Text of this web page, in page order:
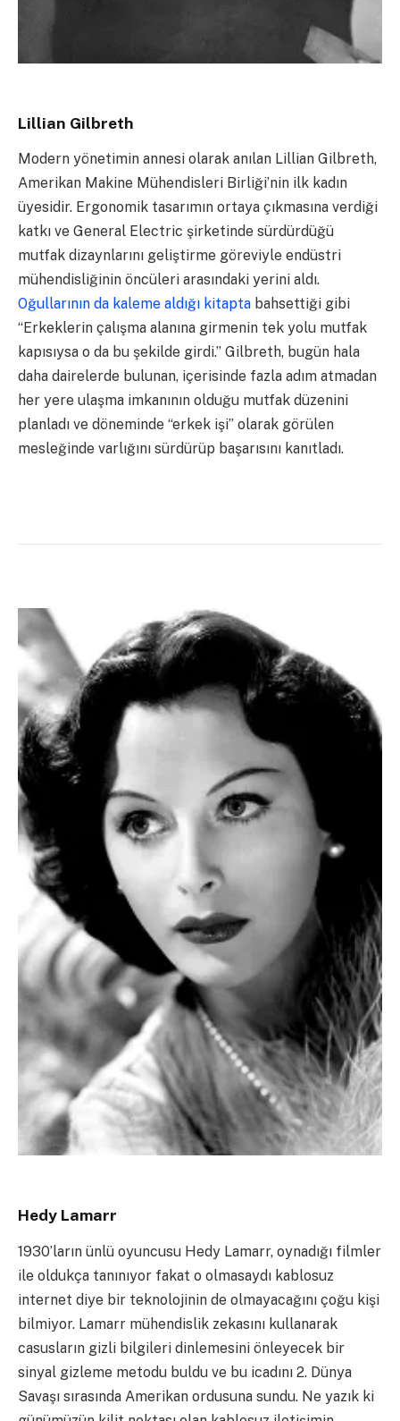
Lillian Gilbreth
Modern yönetimin annesi olarak anılan Lillian Gilbreth,
Amerikan Makine Mühendisleri Birliği’nin ilk kadın
üyesidir. Ergonomik tasarımın ortaya çıkmasına verdiği
katkı ve General Electric şirketinde sürdürdüğü
mutfak dizaynlarını geliştirme göreviyle endüstri
mühendisliğinin öncüleri arasındaki yerini aldı.
Oğullarının da kaleme aldığı kitapta bahsettiği gibi
“Erkeklerin çalışma alanına girmenin tek yolu mutfak
kapısıysa o da bu şekilde girdi.” Gilbreth, bugün hala
daha dairelerde bulunan, içerisinde fazla adım atmadan
her yere ulaşma imkanının olduğu mutfak düzenini
planladı ve döneminde “erkek işi” olarak görülen
mesleğinde varlığını sürdürüp başarısını kanıtladı.
Hedy Lamarr
1930’ların ünlü oyuncusu Hedy Lamarr, oynadığı filmler
ile oldukça tanınıyor fakat o olmasaydı kablosuz
internet diye bir teknolojinin de olmayacağını çoğu kişi
bilmiyor. Lamarr mühendislik zekasını kullanarak
casusların gizli bilgileri dinlemesini önleyecek bir
sinyal gizleme metodu buldu ve bu icadını 2. Dünya
Savaşı sırasında Amerikan ordusuna sundu. Ne yazık ki